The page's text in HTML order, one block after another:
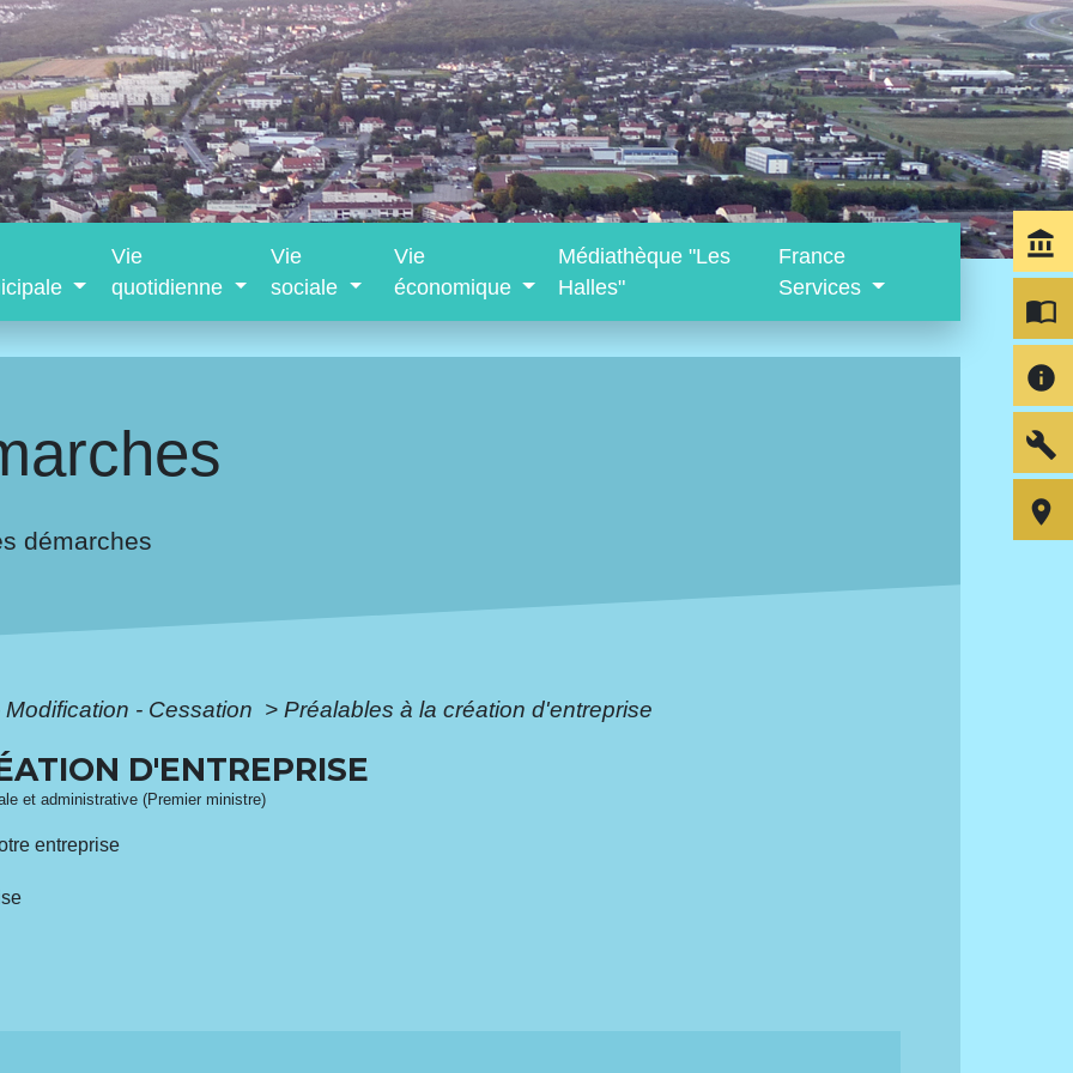
Vie
quotidienne
Vie
sociale
Vie
économique
Médiathèque "Les
Halles"
France
Services
démarches
Modification - Cessation > Préalables à la création d'entreprise
D'ENTREPRISE
et administrative (Premier ministre)
entreprise
account_balance
import_contacts
info
build
room